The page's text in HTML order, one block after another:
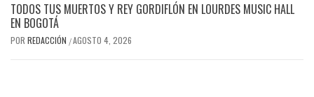
TODOS TUS MUERTOS Y REY GORDIFLÓN EN LOURDES MUSIC HALL
EN BOGOTÁ
POR REDACCIÓN /AGOSTO 4, 2026